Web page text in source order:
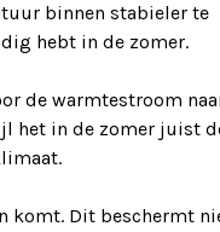
binnen stabieler te
hebt in de zomer.
de warmtestroom
het in de zomer juist
komt. Dit beschermt